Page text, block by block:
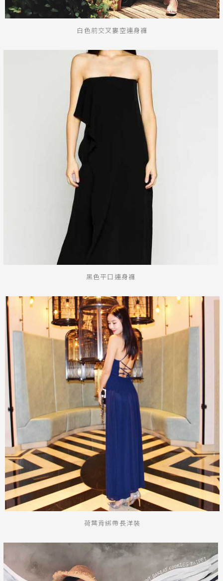
白色前交叉婁空連身褲
黑色平口連身褲
荷葉背綁帶長洋裝